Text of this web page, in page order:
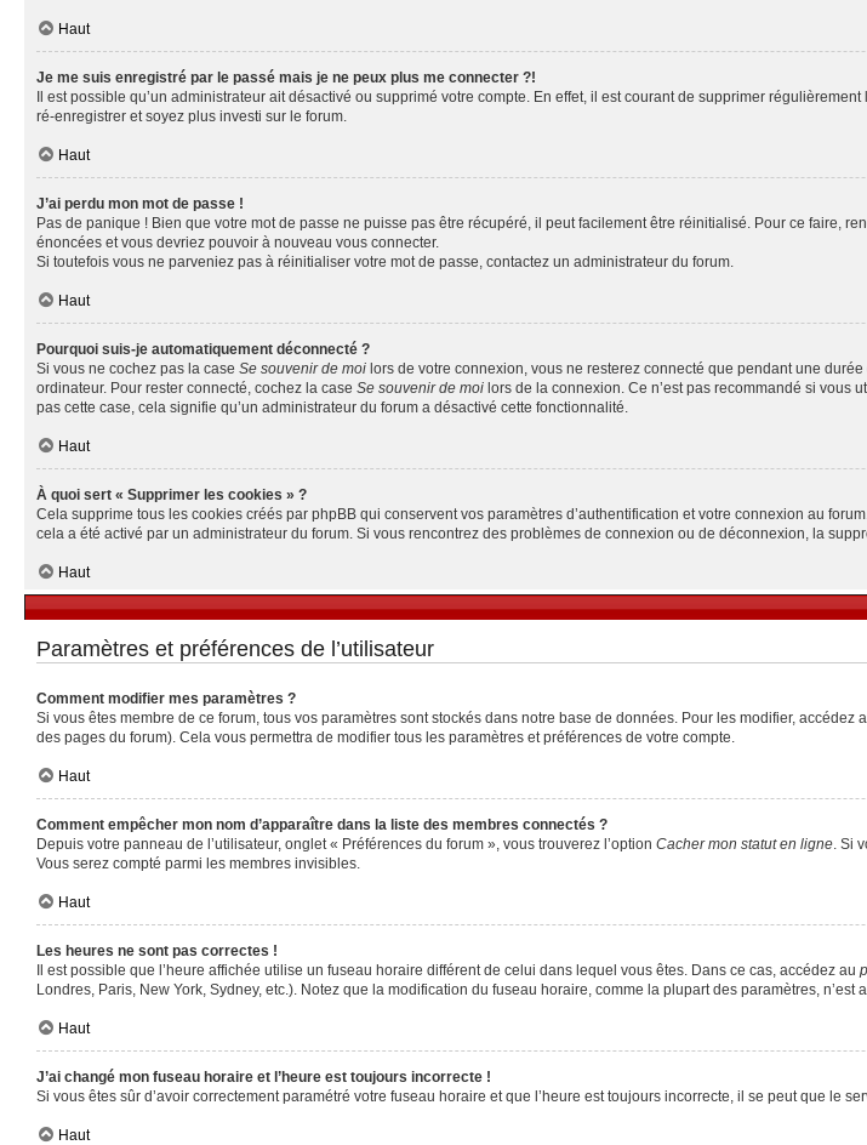
Haut
Je me suis enregistré par le passé mais je ne peux plus me connecter ?!
Il est possible qu’un administrateur ait désactivé ou supprimé votre compte. En effet, il est courant de supprimer
ré-enregistrer et soyez plus investi sur le forum.
Haut
J’ai perdu mon mot de passe !
Pas de panique ! Bien que votre mot de passe ne puisse pas être récupéré, il peut facilement être réinitialisé. Pour ce faire,
énoncées et vous devriez pouvoir à nouveau vous connecter.
Si toutefois vous ne parveniez pas à réinitialiser votre mot de passe, contactez un administrateur du forum.
Haut
Pourquoi suis-je automatiquement déconnecté ?
Si vous ne cochez pas la case Se souvenir de moi lors de votre connexion, vous ne resterez connecté que pendant une
ordinateur. Pour rester connecté, cochez la case Se souvenir de moi lors de la connexion. Ce n’est pas recommandé si vous
pas cette case, cela signifie qu’un administrateur du forum a désactivé cette fonctionnalité.
Haut
À quoi sert « Supprimer les cookies » ?
Cela supprime tous les cookies créés par phpBB qui conservent vos paramètres d’authentification et votre connexion au
cela a été activé par un administrateur du forum. Si vous rencontrez des problèmes de connexion ou de déconnexion, la
Haut
Paramètres et préférences de l’utilisateur
Comment modifier mes paramètres ?
Si vous êtes membre de ce forum, tous vos paramètres sont stockés dans notre base de données. Pour les modifier, accédez
des pages du forum). Cela vous permettra de modifier tous les paramètres et préférences de votre compte.
Haut
Comment empêcher mon nom d’apparaître dans la liste des membres connectés ?
Depuis votre panneau de l’utilisateur, onglet « Préférences du forum », vous trouverez l’option Cacher mon statut en ligne. Si
Vous serez compté parmi les membres invisibles.
Haut
Les heures ne sont pas correctes !
Il est possible que l’heure affichée utilise un fuseau horaire différent de celui dans lequel vous êtes. Dans ce cas, accédez au
Londres, Paris, New York, Sydney, etc.). Notez que la modification du fuseau horaire, comme la plupart des paramètres,
Haut
J’ai changé mon fuseau horaire et l’heure est toujours incorrecte !
Si vous êtes sûr d’avoir correctement paramétré votre fuseau horaire et que l’heure est toujours incorrecte, il se peut que le
Haut